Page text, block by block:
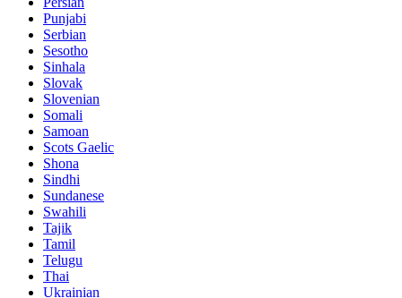
Punjabi
Serbian
Sesotho
Sinhala
Slovak
Slovenian
Somali
Samoan
Scots Gaelic
Shona
Sindhi
Sundanese
Swahili
Tajik
Tamil
Telugu
Thai
Ukrainian